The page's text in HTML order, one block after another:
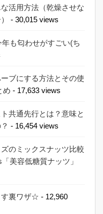
活用方法（乾燥させな
- 30,015 views
も匂わせがすごい(ち
ブにする方法とその使
め - 17,633 views
共通先行とは？意味と
- 16,454 views
のミックスナッツ比較
美容低糖質ナッツ」
す裏ワザ☆ - 12,960